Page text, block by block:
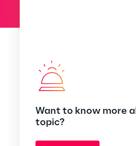
Want to know more
topic?